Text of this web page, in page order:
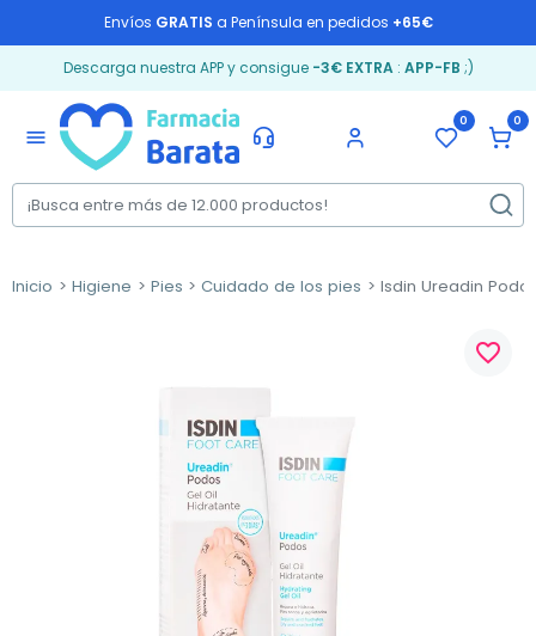
Envíos GRATIS a Península en pedidos +65€
Descarga nuestra APP y consigue -3€ EXTRA: APP-FB ;)
menu
0 0
Inicio Higiene Pies Cuidado de los pies Isdin Ureadin
favorite_border